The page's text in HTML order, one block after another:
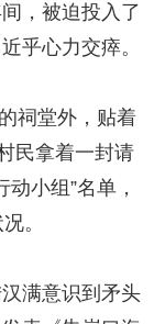
，被迫投入了
乎心力交瘁。
祠堂外，贴着
民拿着一封请
小组”名单，
。
满意识到矛头